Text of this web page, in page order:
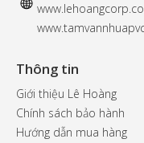
www.
Thông tin
Giới thiệu Lê Hoàng
Chính sách bảo hành
Hướng dẫn mua hàng